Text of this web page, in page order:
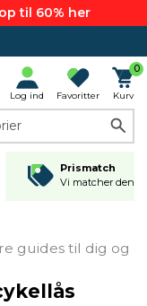
til 60% her
Log ind Favoritter
0
Kurv
Prismatch
Vi matcher den
guides til dig og